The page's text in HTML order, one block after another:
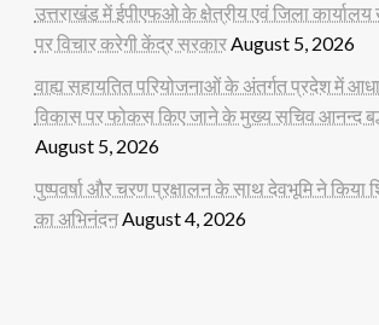
उत्तराखंड में ईपीएफओ के क्षेत्रीय एवं जिला
पर विचार करेगी केंद्र सरकारAugust 5, 2026
वाह्य सहायतित परियोजनाओं के अंतर्गत प्रदेश में
विकास पर फोकस किए जाने के मुख्य सचिव आनन्द
August 5, 2026
पुष्पवर्षा और चरण प्रक्षालन के साथ देवभूमि ने किया
का अभिनंदनAugust 4, 2026